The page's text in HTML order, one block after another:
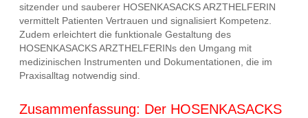
sitzender und sauberer HOSENKASACKS ARZTHELFERIN
vermittelt Patienten Vertrauen und signalisiert Kompetenz.
Zudem erleichtert die funktionale Gestaltung des
HOSENKASACKS ARZTHELFERINs den Umgang mit
medizinischen Instrumenten und Dokumentationen, die im
Praxisalltag notwendig sind.
Zusammenfassung: Der HOSENKASACKS